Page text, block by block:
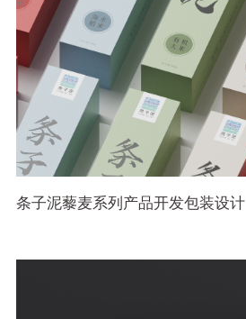
条子泥藜麦系列产品开发包装设计